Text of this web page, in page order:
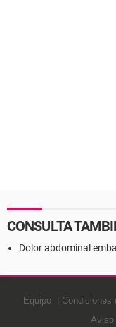
CONSULTA
Dolor abdominal
Equipo Condiciones
Aviso